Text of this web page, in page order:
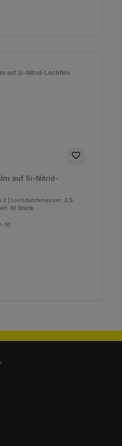
auf Si-Nitrid-
2 Lochdurchmesser: 2,5
10 Stück
10